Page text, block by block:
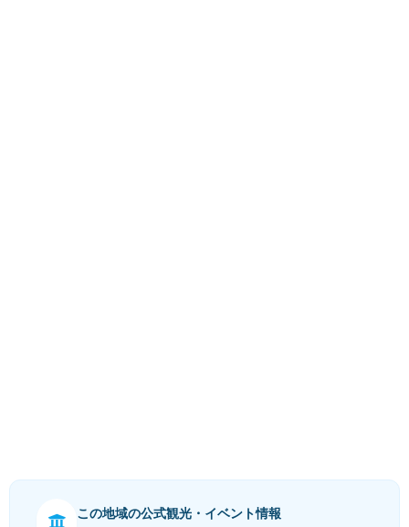
この地域の公式観光・イベント情報